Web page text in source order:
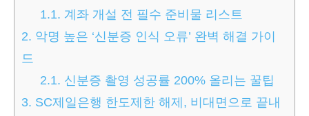
1.1. 계좌 개설 전 필수 준비물 리스트
2. 악명 높은 ‘신분증 인식 오류’ 완벽 해결 가이
드
2.1. 신분증 촬영 성공률 200% 올리는 꿀팁
3. SC제일은행 한도제한 해제, 비대면으로 끝내